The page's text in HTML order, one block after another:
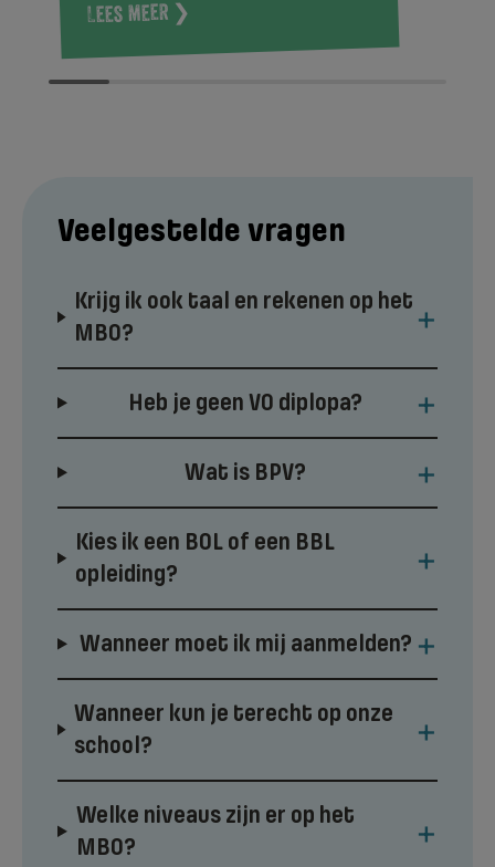
Lees meer ❯
Veelgestelde vragen
Krijg ik ook taal en rekenen op het
MBO?
+
Heb je geen VO diplopa? +
Wat is BPV? +
Kies ik een BOL of een BBL
opleiding?
+
Wanneer moet ik mij aanmelden? +
Wanneer kun je terecht op onze
school?
+
Welke niveaus zijn er op het
MBO?
+